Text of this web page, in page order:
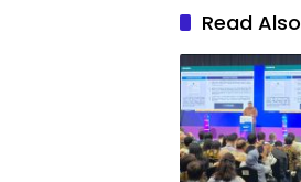
Read Also